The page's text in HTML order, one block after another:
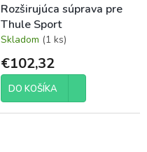
Rozširujúca súprava pre
Thule Sport
Skladom (1 ks)
€102,32
DO KOŠÍKA